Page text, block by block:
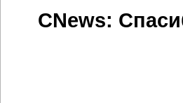
CNews: